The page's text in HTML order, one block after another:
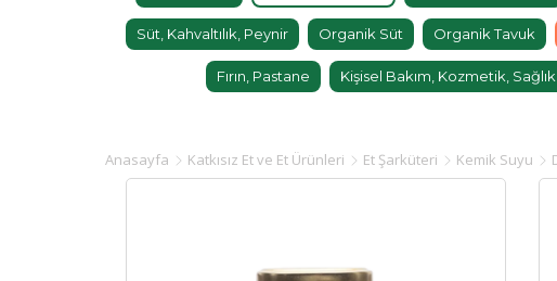
Süt, Kahvaltılık, Peynir Organik Süt Organik Tavuk
Fırın, Pastane Kişisel Bakım, Kozmetik, Sağlık
Anasayfa Katkısız Et ve Et Ürünleri Et Şarküteri Kemik Suyu